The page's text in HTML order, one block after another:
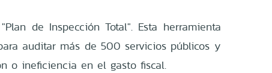
de Inspección Total". Esta herramienta
auditar más de 500 servicios públicos y
o ineficiencia en el gasto fiscal.